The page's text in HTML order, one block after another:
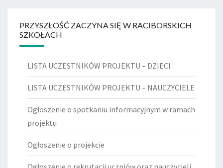
PRZYSZŁOŚĆ ZACZYNA SIĘ W RACIBORSKICH
SZKOŁACH
LISTA UCZESTNIKÓW PROJEKTU – DZIECI
LISTA UCZESTNIKÓW PROJEKTU – NAUCZYCIELE
Ogłoszenie o spotkaniu informacyjnym w ramach
projektu
Ogłoszenie o projekcie